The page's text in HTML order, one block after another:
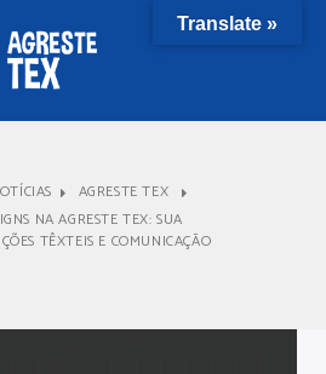
AGRESTE TEX
NA AGRESTE TEX: SUA
TÊXTEIS E COMUNICAÇÃO
Translate »